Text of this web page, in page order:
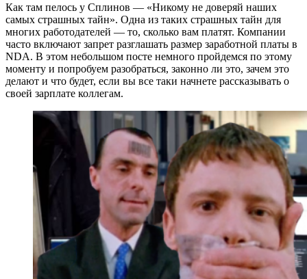
Как там пелось у Сплинов — «Никому не доверяй наших
самых страшных тайн». Одна из таких страшных тайн для
многих работодателей — то, сколько вам платят. Компании
часто включают запрет разглашать размер заработной платы в
NDA. В этом небольшом посте немного пройдемся по этому
моменту и попробуем разобраться, законно ли это, зачем это
делают и что будет, если вы все таки начнете рассказывать о
своей зарплате коллегам.